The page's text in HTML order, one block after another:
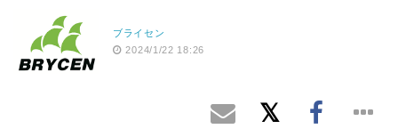
ブライセン
2024/1/22 18:26